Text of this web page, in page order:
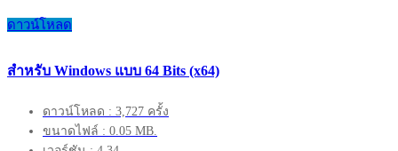
ดาวน์โหลด
สำหรับ Windows แบบ 64 Bits (x64)
ดาวน์โหลด : 3,727 ครั้ง
ขนาดไฟล์ : 0.05 MB.